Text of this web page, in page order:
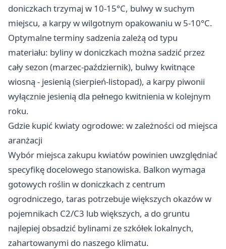
doniczkach trzymaj w 10-15°C, bulwy w suchym
miejscu, a karpy w wilgotnym opakowaniu w 5-10°C.
Optymalne terminy sadzenia zależą od typu
materiału: byliny w doniczkach można sadzić przez
cały sezon (marzec-październik), bulwy kwitnące
wiosną - jesienią (sierpień-listopad), a karpy piwonii
wyłącznie jesienią dla pełnego kwitnienia w kolejnym
roku.
Gdzie kupić kwiaty ogrodowe: w zależności od miejsca
aranżacji
Wybór miejsca zakupu kwiatów powinien uwzględniać
specyfikę docelowego stanowiska. Balkon wymaga
gotowych roślin w doniczkach z centrum
ogrodniczego, taras potrzebuje większych okazów w
pojemnikach C2/C3 lub większych, a do gruntu
najlepiej obsadzić bylinami ze szkółek lokalnych,
zahartowanymi do naszego klimatu.